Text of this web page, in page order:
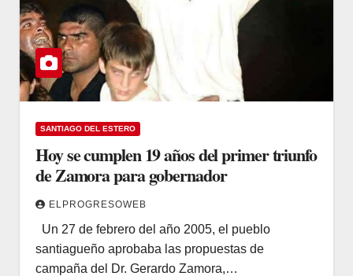
SANTIAGO DEL ESTERO
Hoy se cumplen 19 años del primer triunfo
de Zamora para gobernador
ELPROGRESOWEB
Un 27 de febrero del año 2005, el pueblo
santiagueño aprobaba las propuestas de
campaña del Dr. Gerardo Zamora,…